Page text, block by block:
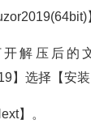
解压后的
】选择【安装
】。